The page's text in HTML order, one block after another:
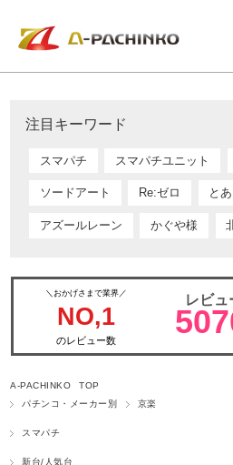
注目キーワード
スマパチ スマパチユニット
ソードアート Re:ゼロ と
アズールレーン かぐや様
＼おかげさまで業界／
NO,1
のレビュー数
レビュ
A-PACHINKO TOP
パチンコ・メーカー別
京楽
スマパチ
新台/人気台